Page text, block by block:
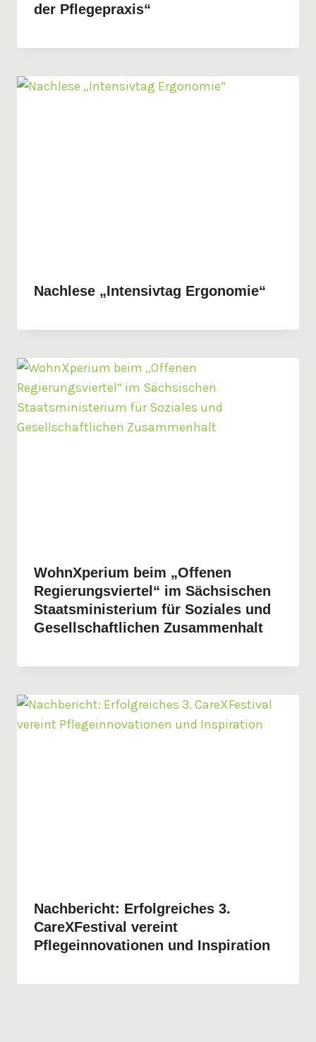
der Pflegepraxis“
Nachlese „Intensivtag Ergonomie“
WohnXperium beim „Offenen
Regierungsviertel“ im Sächsischen
Staatsministerium für Soziales und
Gesellschaftlichen Zusammenhalt
Nachbericht: Erfolgreiches 3.
CareXFestival vereint
Pflegeinnovationen und Inspiration